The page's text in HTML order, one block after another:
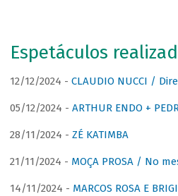
Espetáculos
12/12/2024 - CLAUDIO NUCCI /
05/12/2024 - ARTHUR ENDO +
28/11/2024 - ZÉ KATIMBA
21/11/2024 - MOÇA PROSA / No
14/11/2024 - MARCOS ROSA E